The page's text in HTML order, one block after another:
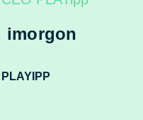
imorgon